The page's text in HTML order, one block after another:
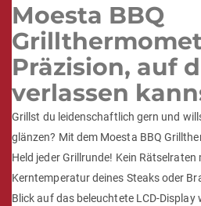
Moesta BBQ
Präzision, auf
verlassen
Grillst du leidenschaftlich gern und
glänzen? Mit dem Moesta BBQ
Held jeder Grillrunde! Kein Rätselraten
Kerntemperatur deines Steaks oder
Blick auf das beleuchtete LCD-